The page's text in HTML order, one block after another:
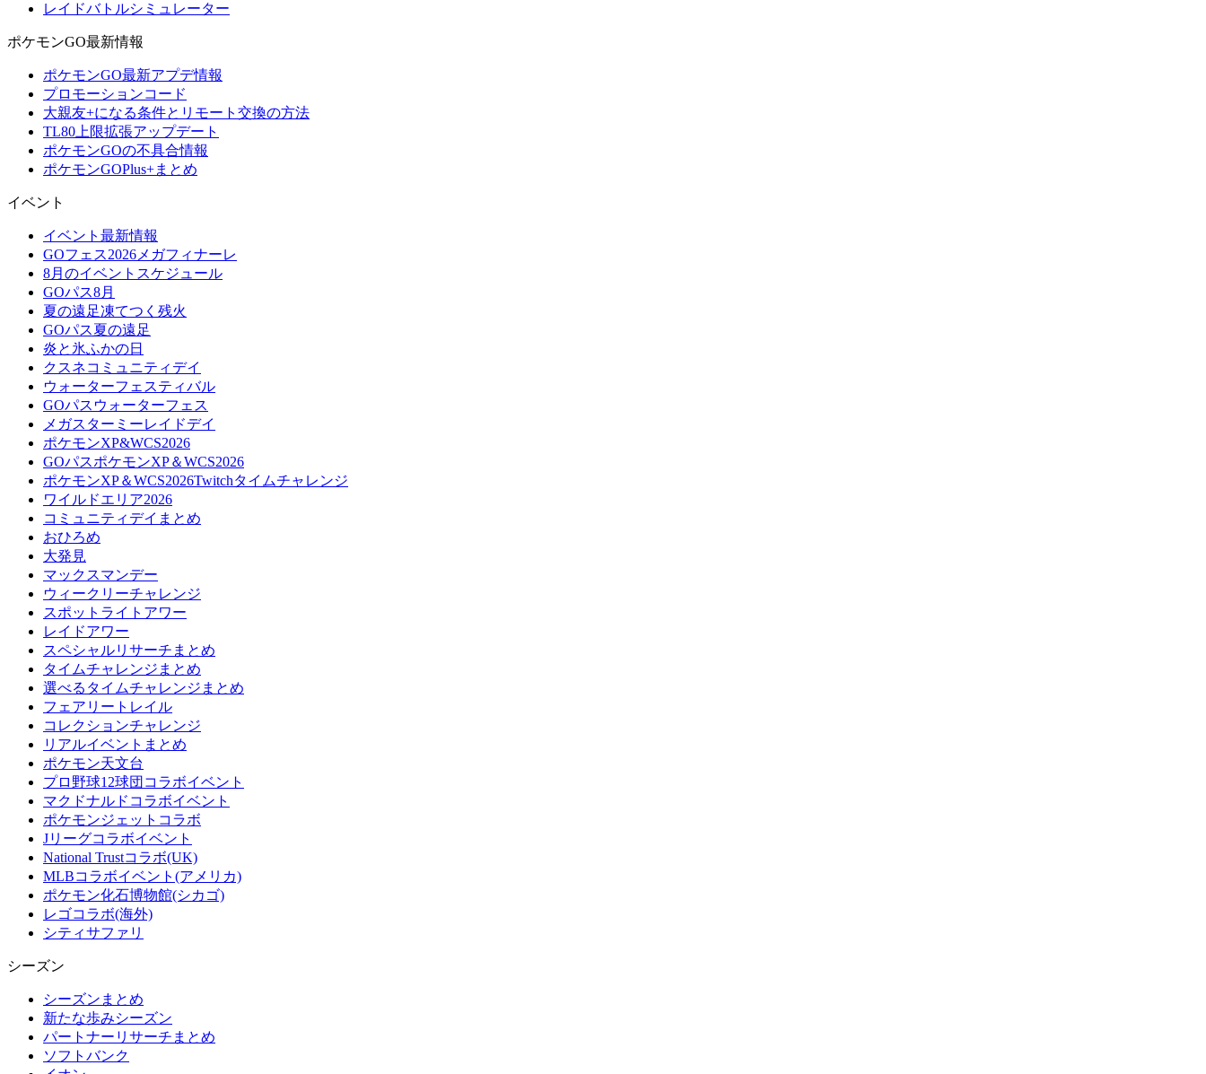
レイドバトルシミュレーター
ポケモンGO最新情報
ポケモンGO最新アプデ情報
プロモーションコード
大親友+になる条件とリモート交換の方法
TL80上限拡張アップデート
ポケモンGOの不具合情報
ポケモンGOPlus+まとめ
イベント
イベント最新情報
GOフェス2026メガフィナーレ
8月のイベントスケジュール
GOパス8月
夏の遠足凍てつく残火
GOパス夏の遠足
炎と氷ふかの日
クスネコミュニティデイ
ウォーターフェスティバル
GOパスウォーターフェス
メガスターミーレイドデイ
ポケモンXP&WCS2026
GOパスポケモンXP＆WCS2026
ポケモンXP＆WCS2026Twitchタイムチャレンジ
ワイルドエリア2026
コミュニティデイまとめ
おひろめ
大発見
マックスマンデー
ウィークリーチャレンジ
スポットライトアワー
レイドアワー
スペシャルリサーチまとめ
タイムチャレンジまとめ
選べるタイムチャレンジまとめ
フェアリートレイル
コレクションチャレンジ
リアルイベントまとめ
ポケモン天文台
プロ野球12球団コラボイベント
マクドナルドコラボイベント
ポケモンジェットコラボ
Jリーグコラボイベント
National Trustコラボ(UK)
MLBコラボイベント(アメリカ)
ポケモン化石博物館(シカゴ)
レゴコラボ(海外)
シティサファリ
シーズン
シーズンまとめ
新たな歩みシーズン
パートナーリサーチまとめ
ソフトバンク